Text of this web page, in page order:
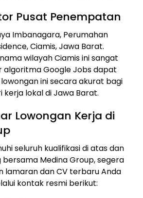
Pusat Penempatan
Imbanagara, Perumahan
Ciamis, Jawa Barat.
wilayah Ciamis ini sangat
algoritma Google Jobs dapat
ini secara akurat bagi
lokal di Jawa Barat.
Lowongan Kerja di
seluruh kualifikasi di atas dan
Medina Group, segera
lamaran dan CV terbaru Anda
kontak resmi berikut: